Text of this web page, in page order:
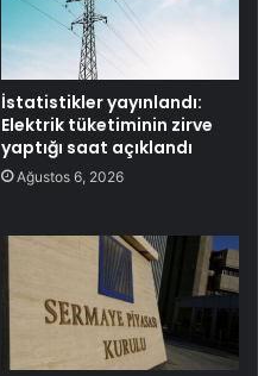
İstatistikler yayınlandı:
Elektrik tüketiminin zirve
yaptığı saat açıklandı
Ağustos 6, 2026